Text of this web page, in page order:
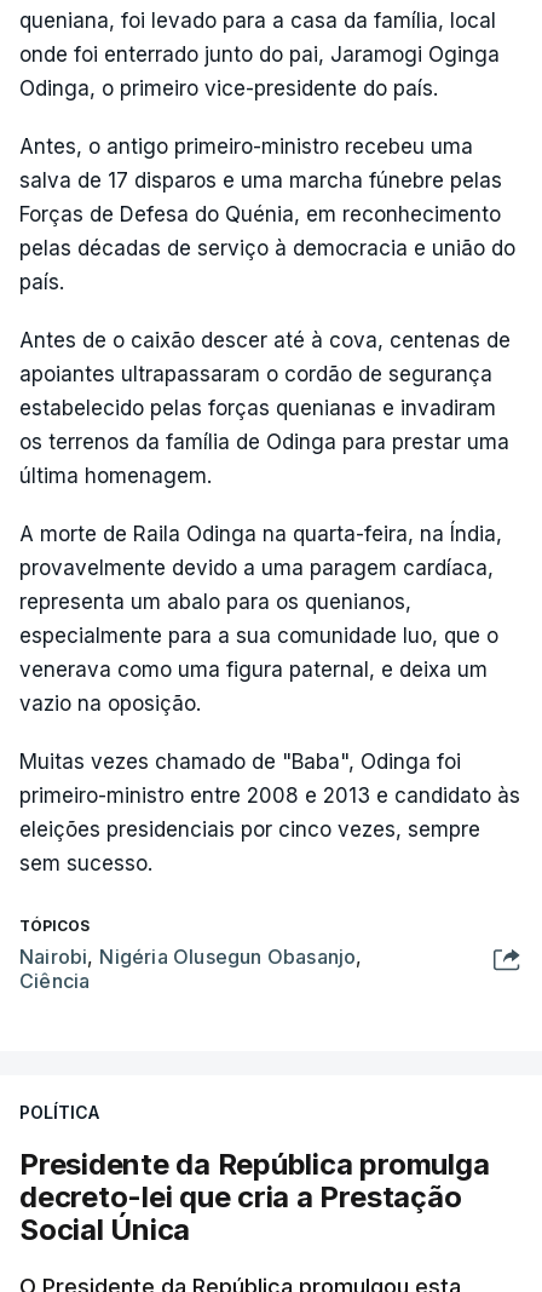
queniana, foi levado para a casa da família, local
onde foi enterrado junto do pai, Jaramogi Oginga
Odinga, o primeiro vice-presidente do país.
Antes, o antigo primeiro-ministro recebeu uma
salva de 17 disparos e uma marcha fúnebre pelas
Forças de Defesa do Quénia, em reconhecimento
pelas décadas de serviço à democracia e união do
país.
Antes de o caixão descer até à cova, centenas de
apoiantes ultrapassaram o cordão de segurança
estabelecido pelas forças quenianas e invadiram
os terrenos da família de Odinga para prestar uma
última homenagem.
A morte de Raila Odinga na quarta-feira, na Índia,
provavelmente devido a uma paragem cardíaca,
representa um abalo para os quenianos,
especialmente para a sua comunidade luo, que o
venerava como uma figura paternal, e deixa um
vazio na oposição.
Muitas vezes chamado de "Baba", Odinga foi
primeiro-ministro entre 2008 e 2013 e candidato às
eleições presidenciais por cinco vezes, sempre
sem sucesso.
TÓPICOS
Nairobi, Nigéria Olusegun Obasanjo,
Ciência
POLÍTICA
Presidente da República promulga
decreto-lei que cria a Prestação
Social Única
O Presidente da República promulgou esta